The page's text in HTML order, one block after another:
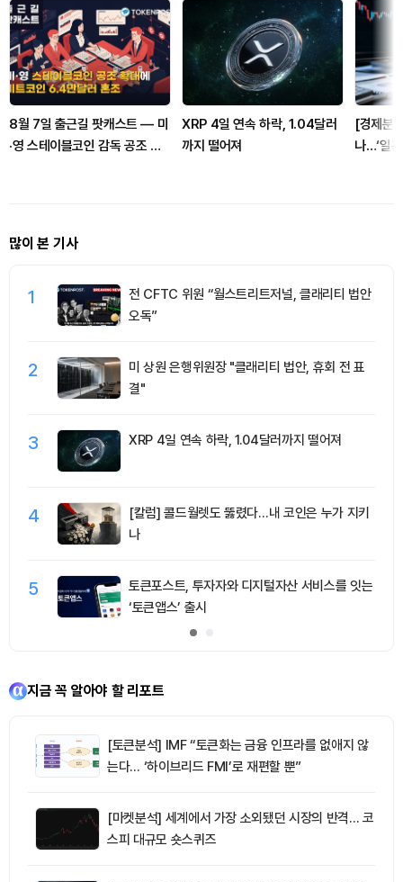
8월 7일 출근길 팟캐스트 — 미
·영 스테이블코인 감독 공조 확
XRP 4일 연속 하락, 1.04달러
까지 떨어져
[경제분
나…‘일
많이 본 기사
1
전 CFTC 위원 “월스트리트저널, 클래리티 법안
오독”
2
미 상원 은행위원장 "클래리티 법안, 휴회 전 표
결"
3 XRP 4일 연속 하락, 1.04달러까지 떨어져
4
[칼럼] 콜드월렛도 뚫렸다…내 코인은 누가 지키
나
5
토큰포스트, 투자자와 디지털자산 서비스를 잇는
‘토큰앱스’ 출시
지금 꼭 알아야 할 리포트
[토큰분석] IMF “토큰화는 금융 인프라를 없애지 않
는다… ‘하이브리드 FMI’로 재편할 뿐”
[마켓분석] 세계에서 가장 소외됐던 시장의 반격… 코
스피 대규모 숏스퀴즈